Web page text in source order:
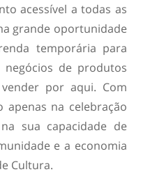
acessível a todas as
grande oportunidade
temporária para
de produtos
por aqui. Com
apenas na celebração
sua capacidade de
e a economia
Cultura.